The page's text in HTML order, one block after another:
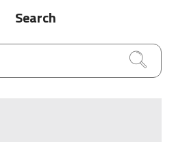
Search